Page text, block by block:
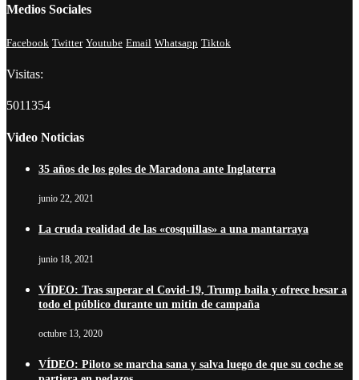
Medios Sociales
Facebook Twitter Youtube Email Whatsapp Tiktok
Visitas:
5011354
Video Noticias
35 años de los goles de Maradona ante Inglaterra
junio 22, 2021
La cruda realidad de las «cosquillas» a una mantarraya
junio 18, 2021
VÍDEO: Tras superar el Covid-19, Trump baila y ofrece besar a
todo el público durante un mitin de campaña
octubre 13, 2020
VÍDEO: Piloto se marcha sana y salva luego de que su coche se